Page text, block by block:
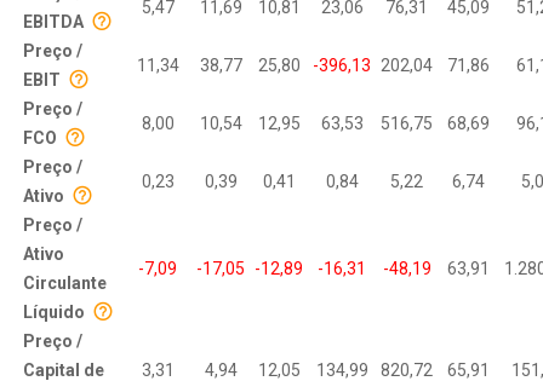
EBITDA
5,47 11,69 10,81 23,06 76,31 45,09
Preço /
EBIT
11,34 38,77 25,80 -396,13 202,04 71,86
Preço /
FCO
8,00 10,54 12,95 63,53 516,75 68,69
Preço /
Ativo
0,23 0,39 0,41 0,84 5,22 6,74
Preço /
Ativo
Circulante
Líquido
-7,09 -17,05 -12,89 -16,31 -48,19 63,91
Preço /
Capital de
3,31 4,94 12,05 134,99 820,72 65,91